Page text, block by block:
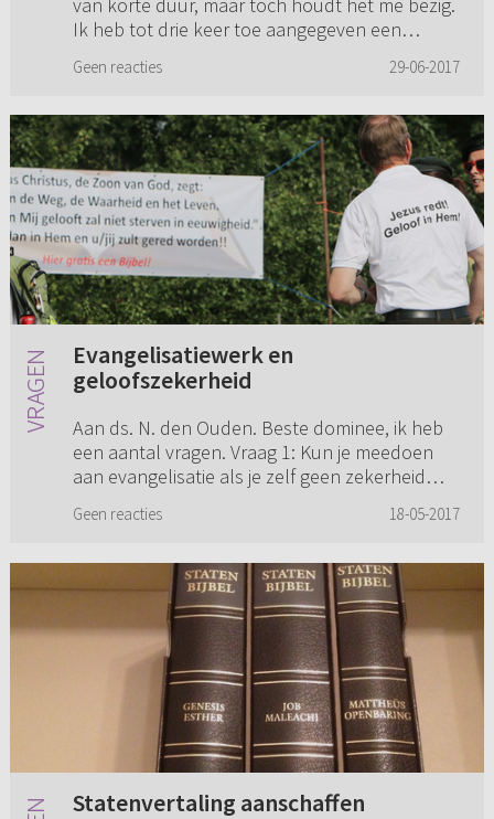
Ik heb tot drie keer toe aangegeven een
Geen reacties 29-06-2017
Evangelisatiewerk en
geloofszekerheid
Aan ds. N. den Ouden. Beste dominee, ik heb
een aantal vragen. Vraag 1: Kun je meedoen
aan evangelisatie als je zelf geen zekerheid
‘ons’ geloof binn...
Geen reacties 18-05-2017
Statenvertaling aanschaffen